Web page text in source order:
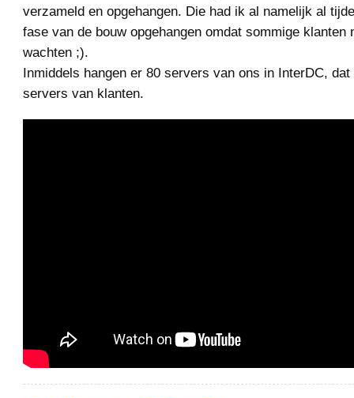
verzameld en opgehangen. Die had ik al namelijk al
fase van de bouw opgehangen omdat sommige klanten
wachten ;).
Inmiddels hangen er 80 servers van ons in InterDC,
servers van klanten.